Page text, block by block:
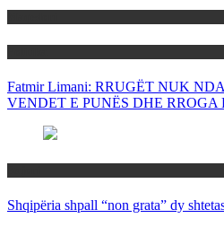
Fatmir Limani: RRUGËT NUK
VENDET E PUNËS DHE RROGA
Shqipëria shpall “non grata” dy